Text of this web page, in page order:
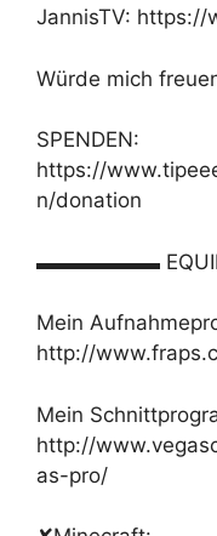
JannisTV: https://
Würde mich
SPENDEN:
https://
n/donation
▬▬▬▬▬▬
Mein
http://
Mein
http://
as-pro/